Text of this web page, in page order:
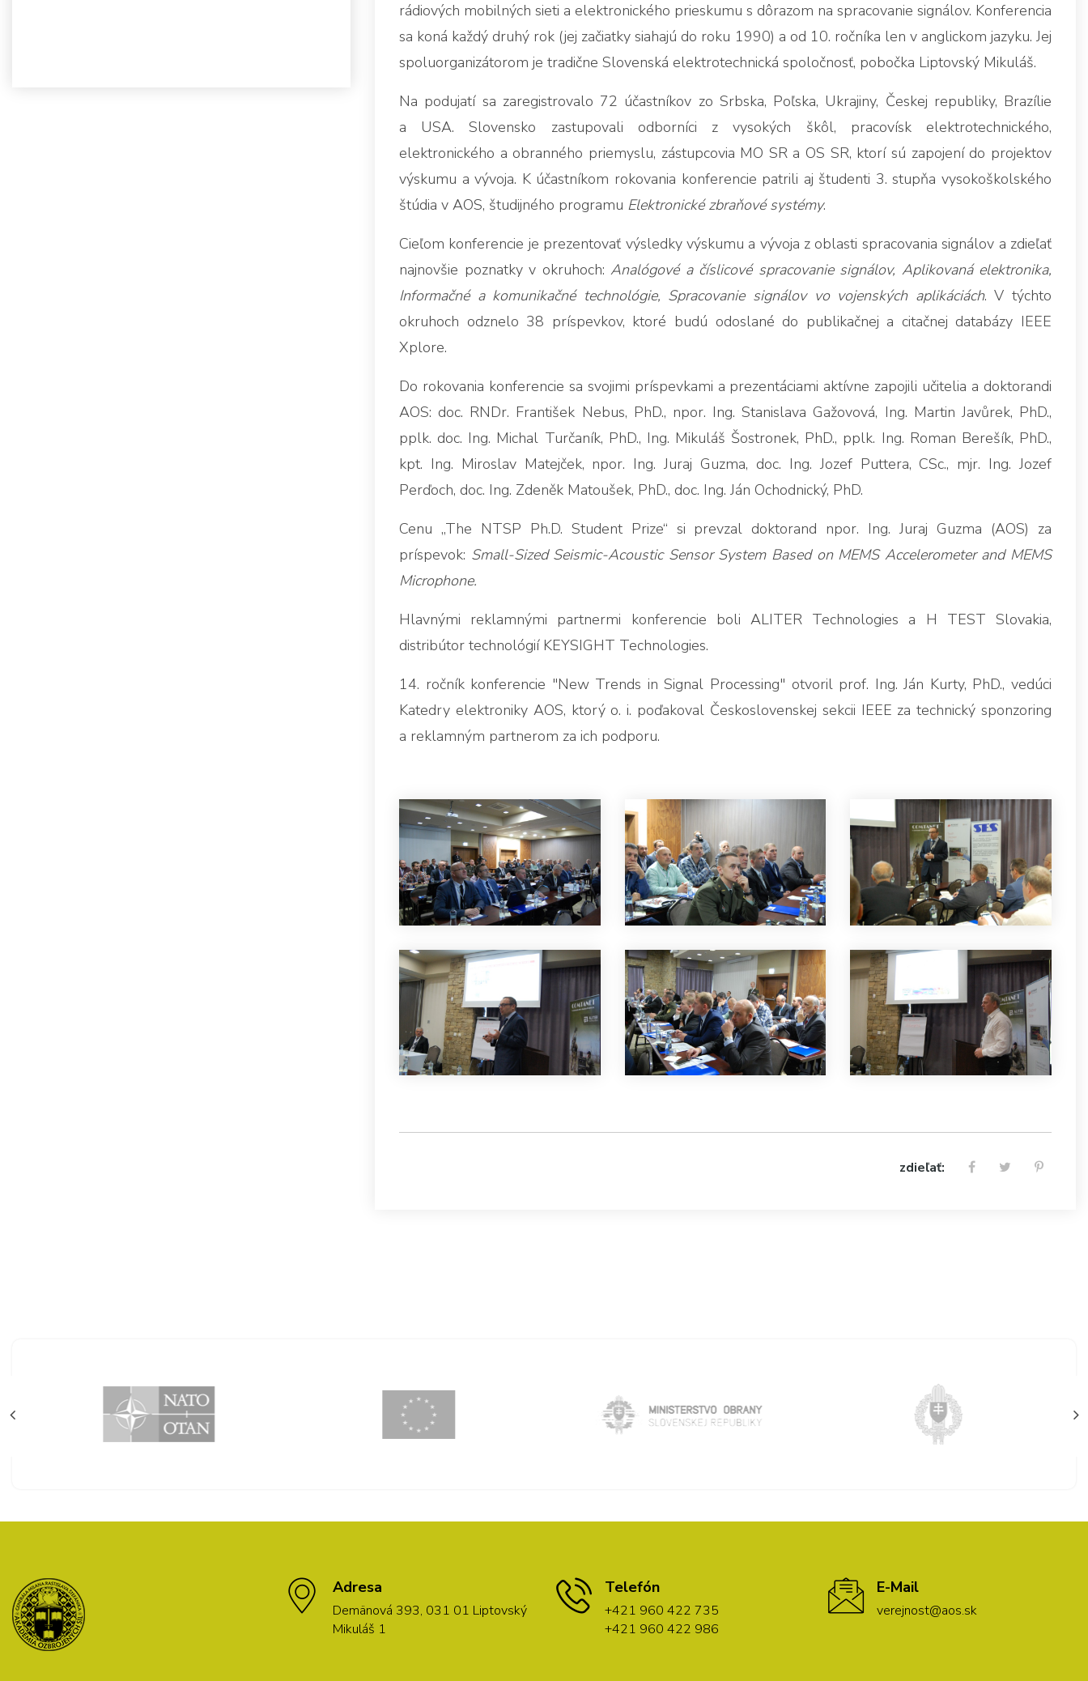
rádiových mobilných sieti a elektronického prieskumu s dôrazom na spracovanie signálov. Konferencia
sa koná každý druhý rok (jej začiatky siahajú do roku 1990) a od 10. ročníka len v anglickom jazyku. Jej
spoluorganizátorom je tradične Slovenská elektrotechnická spoločnosť, pobočka Liptovský Mikuláš.
Na podujatí sa zaregistrovalo 72 účastníkov zo Srbska, Poľska, Ukrajiny, Českej republiky, Brazílie
a USA. Slovensko zastupovali odborníci z vysokých škôl, pracovísk elektrotechnického,
elektronického a obranného priemyslu, zástupcovia MO SR a OS SR, ktorí sú zapojení do projektov
výskumu a vývoja. K účastníkom rokovania konferencie patrili aj študenti 3. stupňa vysokoškolského
štúdia v AOS, študijného programu Elektronické zbraňové systémy.
Cieľom konferencie je prezentovať výsledky výskumu a vývoja z oblasti spracovania signálov a zdieľať
najnovšie poznatky v okruhoch: Analógové a číslicové spracovanie signálov, Aplikovaná elektronika,
Informačné a komunikačné technológie, Spracovanie signálov vo vojenských aplikáciách. V týchto
okruhoch odznelo 38 príspevkov, ktoré budú odoslané do publikačnej a citačnej databázy IEEE
Xplore.
Do rokovania konferencie sa svojimi príspevkami a prezentáciami aktívne zapojili učitelia a doktorandi
AOS: doc. RNDr. František Nebus, PhD., npor. Ing. Stanislava Gažovová, Ing. Martin Javůrek, PhD.,
pplk. doc. Ing. Michal Turčaník, PhD., Ing. Mikuláš Šostronek, PhD., pplk. Ing. Roman Berešík, PhD.,
kpt. Ing. Miroslav Matejček, npor. Ing. Juraj Guzma, doc. Ing. Jozef Puttera, CSc., mjr. Ing. Jozef
Perďoch, doc. Ing. Zdeněk Matoušek, PhD., doc. Ing. Ján Ochodnický, PhD.
Cenu „The NTSP Ph.D. Student Prize“ si prevzal doktorand npor. Ing. Juraj Guzma (AOS) za
príspevok: Small-Sized Seismic-Acoustic Sensor System Based on MEMS Accelerometer and MEMS
Microphone.
Hlavnými reklamnými partnermi konferencie boli ALITER Technologies a H TEST Slovakia,
distribútor technológií KEYSIGHT Technologies.
14. ročník konferencie "New Trends in Signal Processing" otvoril prof. Ing. Ján Kurty, PhD., vedúci
Katedry elektroniky AOS, ktorý o. i. poďakoval Československej sekcii IEEE za technický sponzoring
a reklamným partnerom za ich podporu.
zdieľať:
Adresa
Demänová 393, 031 01 Liptovský
Mikuláš 1
Telefón
+421 960 422 735
+421 960 422 986
E-Mail
verejnost@aos.sk